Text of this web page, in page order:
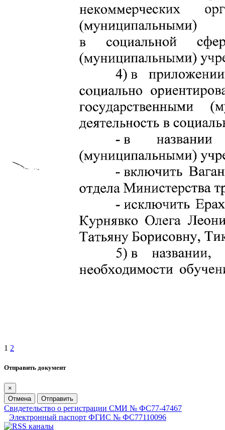
1 2
Отправить документ
×
Отмена
Отправить
Свидетельство о регистрации СМИ № ФС77-47467
Электронный паспорт ФГИС № ФС77110096